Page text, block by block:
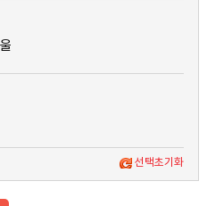
선택초기화